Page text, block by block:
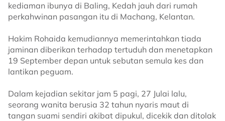
kediaman ibunya di Baling, Kedah jauh dari rumah
perkahwinan pasangan itu di Machang, Kelantan.
Hakim Rohaida kemudiannya memerintahkan tiada
jaminan diberikan terhadap tertuduh dan menetapkan
19 September depan untuk sebutan semula kes dan
lantikan peguam.
Dalam kejadian sekitar jam 5 pagi, 27 Julai lalu,
seorang wanita berusia 32 tahun nyaris maut di
tangan suami sendiri akibat dipukul, dicekik dan ditolak